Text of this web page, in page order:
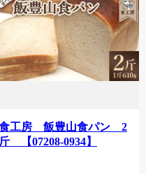
工房 飯豊山食パン 2
斤 【07208-0934】